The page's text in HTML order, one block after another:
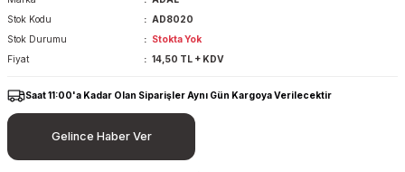
Stok Kodu
AD8020
Stok Durumu
Stokta Yok
Fiyat
14,50 TL + KDV
Saat 11:00'a Kadar Olan Siparişler Aynı Gün Kargoya Verilecektir
Gelince Haber Ver